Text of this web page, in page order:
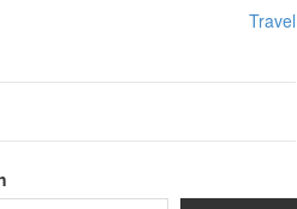
Travel